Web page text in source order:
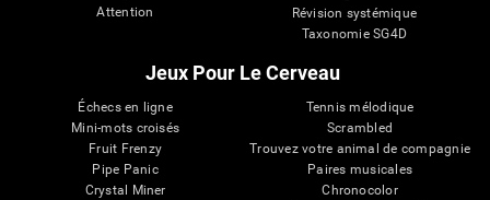
Attention
Révision systémique
Taxonomie SG4D
Jeux Pour Le Cerveau
Échecs en ligne
Mini-mots croisés
Fruit Frenzy
Pipe Panic
Crystal Miner
Tennis mélodique
Scrambled
Trouvez votre animal de compagnie
Paires musicales
Chronocolor